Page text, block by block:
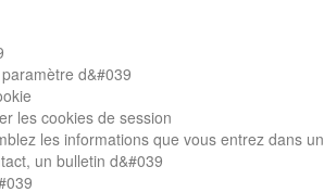
d&#039
les cookies de session
les informations que vous entrez dans un
un bulletin d&#039